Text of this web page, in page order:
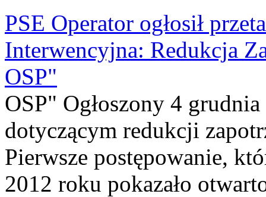
PSE Operator ogłosił
Interwencyjna: Redukcja
OSP"
OSP" Ogłoszony 4
dotyczącym redukcji
Pierwsze postępowanie,
2012 roku pokazało